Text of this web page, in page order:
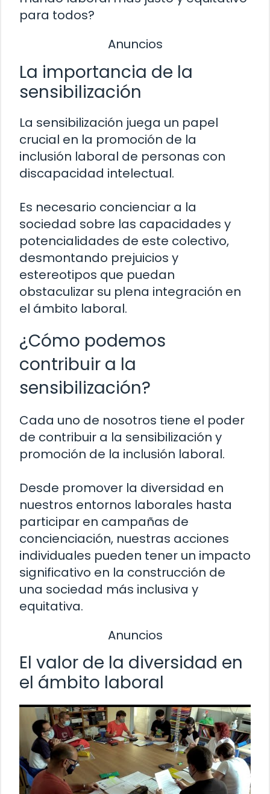
para todos?
Anuncios
La importancia de la
sensibilización
La sensibilización juega un papel
crucial en la promoción de la
inclusión laboral de personas con
discapacidad intelectual.
Es necesario concienciar a la
sociedad sobre las capacidades y
potencialidades de este colectivo,
desmontando prejuicios y
estereotipos que puedan
obstaculizar su plena integración en
el ámbito laboral.
¿Cómo podemos
contribuir a la
sensibilización?
Cada uno de nosotros tiene el poder
de contribuir a la sensibilización y
promoción de la inclusión laboral.
Desde promover la diversidad en
nuestros entornos laborales hasta
participar en campañas de
concienciación, nuestras acciones
individuales pueden tener un impacto
significativo en la construcción de
una sociedad más inclusiva y
equitativa.
Anuncios
El valor de la diversidad en
el ámbito laboral